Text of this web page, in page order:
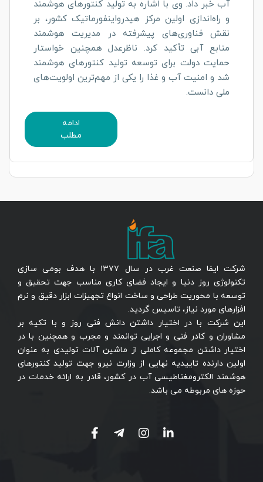
آب خبر داد. وی با اشاره به تولید کنتورهای هوشمند
و راه‌اندازی اولین مرکز هیدرواینفورماتیک کشور، بر
نقش فناوری‌های پیشرفته در مدیریت هوشمند
منابع آبی تأکید کرد. ناظرعدل همچنین خواستار
حمایت دولت برای توسعه تولید کنتورهای هوشمند
شد و امنیت آب و غذا را یکی از مهم‌ترین اولویت‌های
ملی دانست.
ادامه
مطلب
شرکت ایفا صنعت غرب در سال ۱۳۷۷ با هدف بومی سازی
تکنولوژی روز دنیا و ایجاد فضای کاری مناسب جهت تحقیق و
توسعه با محوریت طراحی و ساخت انواع تجهیزات ابزار دقیق و نرم
افزارهای مورد نیاز، تاسیس گردید.
این شرکت با در اختیار داشتن دانش فنی روز و با تکیه بر
مشاوران و کادر فنی و اجرایی توانمند و مجرب و همچنین با در
اختیار داشتن مجموعه کاملی از ماشین آلات تولیدی به عنوان
اولین دارنده تاییدیه نهایی از وزارت نیرو جهت تولید کنتورهای
هوشمند الکترومغناطیسی آب در کشور، قادر به ارائه خدمات در
حوزه های مربوطه می باشد.